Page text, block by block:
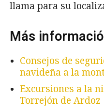
llama para su
Más
Consejos de
navideña a la
Excursiones a la
Torrejón de Ardoz